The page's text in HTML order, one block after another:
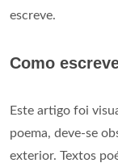
escreve.
Como
Este artigo foi
poema, deve-se
exterior. Textos